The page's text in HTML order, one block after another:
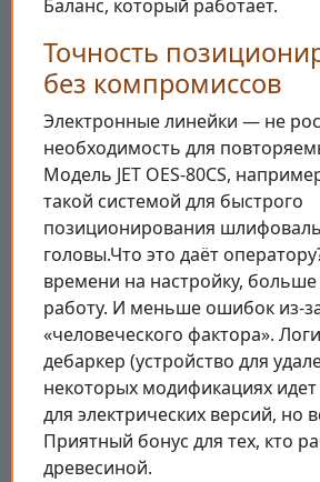
Баланс, который работает.
Точность
без компромиссов
Электронные линейки — не
необходимость для
Модель JET OES-80CS,
такой системой для быстрого
позиционирования
головы.Что это даёт
времени на настройку,
работу. И меньше ошибок из-
«человеческого фактора».
дебаркер (устройство для
некоторых модификациях идет
для электрических версий, но
Приятный бонус для тех, кто
древесиной.